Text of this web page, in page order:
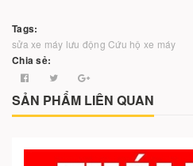
Tags:
sửa xe máy lưu động Cứu hộ xe máy
Chia sẻ:
SẢN PHẨM LIÊN QUAN